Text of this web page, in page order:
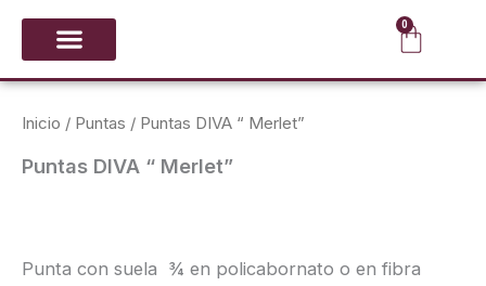
0
Inicio / Puntas / Puntas DIVA “ Merlet”
Puntas DIVA “ Merlet”
Punta con suela ¾ en policabornato o en fibra